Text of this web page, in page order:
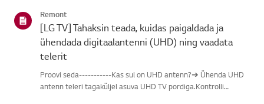
Remont
[LG TV] Tahaksin teada, kuidas paigaldada ja
ühendada digitaalantenni (UHD) ning vaadata
telerit
Proovi seda-----------Kas sul on UHD antenn?➔ Ühenda UHD
antenn teleri tagaküljel asuva UHD TV pordiga.Kontrolli